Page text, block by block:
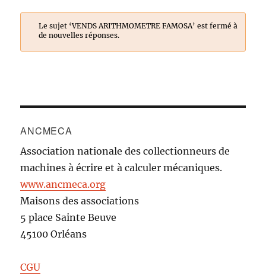
Le sujet ‘VENDS ARITHMOMETRE FAMOSA’ est fermé à
de nouvelles réponses.
ANCMECA
Association nationale des collectionneurs de
machines à écrire et à calculer mécaniques.
www.ancmeca.org
Maisons des associations
5 place Sainte Beuve
45100 Orléans
CGU